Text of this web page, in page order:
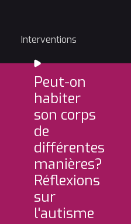
Interventions
Peut-on
habiter
son corps
de
différentes
manières?
Réflexions
sur
l'autisme